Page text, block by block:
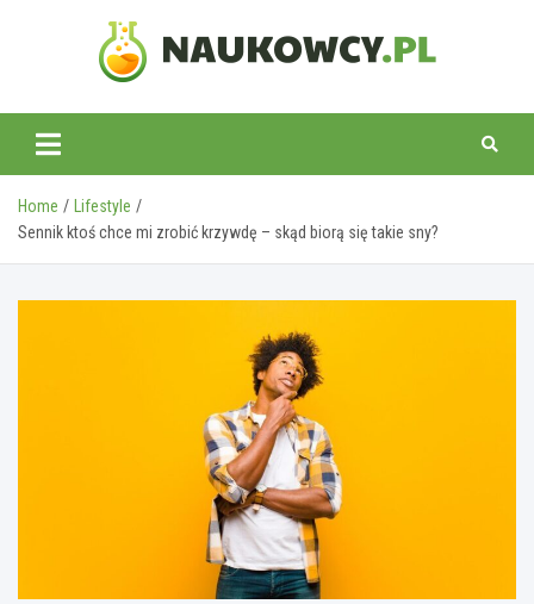
naukowcy.pl
Home
Lifestyle
Sennik ktoś chce mi zrobić krzywdę – skąd biorą się takie sny?